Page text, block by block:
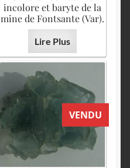
incolore et baryte de la
mine de Fontsante (Var).
Lire Plus
VENDU